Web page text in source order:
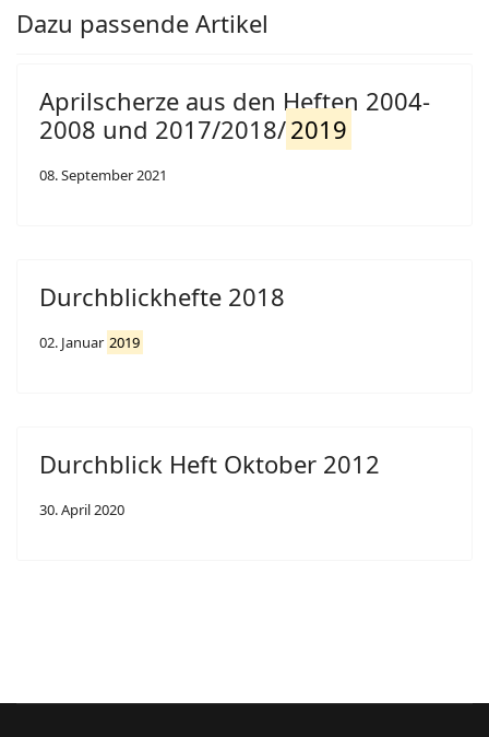
Dazu passende Artikel
Aprilscherze aus den Heften 2004-
2008 und 2017/2018/2019
08. September 2021
Durchblickhefte 2018
02. Januar 2019
Durchblick Heft Oktober 2012
30. April 2020